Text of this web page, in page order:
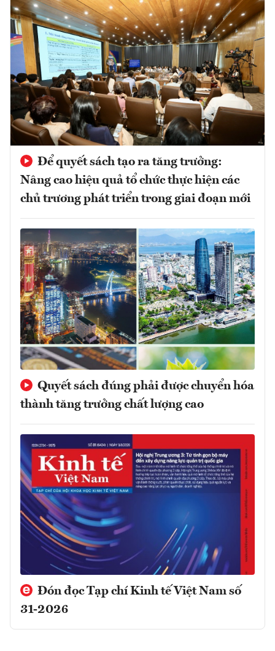
Để quyết sách tạo ra tăng trưởng:
Nâng cao hiệu quả tổ chức thực hiện các
chủ trương phát triển trong giai đoạn mới
Quyết sách đúng phải được chuyển hóa
thành tăng trưởng chất lượng cao
Đón đọc Tạp chí Kinh tế Việt Nam số
31-2026